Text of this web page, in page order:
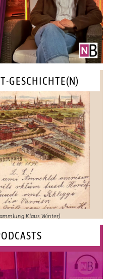
GESCHICHTE(N)
Klaus Winter)